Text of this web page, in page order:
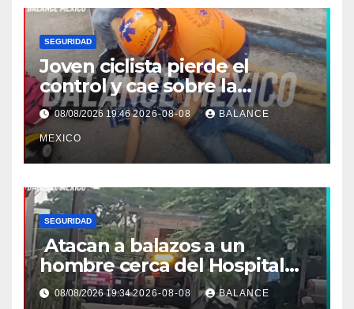
SEGURIDAD
Joven ciclista pierde el
control y cae sobre la
banqueta en Tapachula
08/08/2026 19:462026-08-08 BALANCE
MEXICO
SEGURIDAD
Atacan a balazos a un
hombre cerca del Hospital
General de Huixtla
08/08/2026 19:342026-08-08 BALANCE